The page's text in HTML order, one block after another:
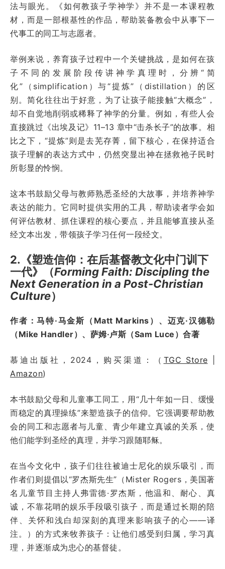
法与眼光。《如何教孩子学神学》并不是一本课程教
材，而是一部根基性的作品，帮助装备教会中从事下一
代事工的同工与志愿者。
举例来说，养育孩子过程中一个关键挑战，是如何在孩
子不同的发展阶段传讲神学真理时，分辨“简
化”（simplification）与“提炼”（distillation）的区
别。简化往往出于好意，为了让孩子能接触“大概念”，
却不自觉地削弱或稀释了神学的分量。例如，有些人会
直接跳过《出埃及记》11–13 章中“击杀长子”的故事。相
比之下，“提炼”则是去芜存菁，留下核心，在保持适合
孩子理解的表达方式中，仍然突显出神在拯救祂子民时
所彰显的怜悯。
这本书鼓励父母与教师熟悉圣经的大故事，并培养神学
表达的能力。它同时提供实用的工具，帮助读者学会如
何评估教材、抓住课程的核心要点，并且能够直接从圣
经文本出发，带领孩子学习任何一段经文。
2.《塑造信仰：在后基督教文化中门训下
一代》（Forming Faith: Discipling the
Next Generation in a Post-Christian
Culture）
作者：马特·马金斯（Matt Markins）、迈克·汉德勒
（Mike Handler）、萨姆·卢斯（Sam Luce）合著
慕迪出版社，2024，购买渠道：（ TGC Store
Amazon)
本书鼓励父母和儿童事工同工，用“几十年如一日、缓慢
而稳定的真理操练”来塑造孩子的信仰。它强调要帮助教
会的同工和志愿者与儿童、青少年建立真诚的关系，使
他们能学到圣经的真理，并学习跟随耶稣。
在当今文化中，孩子们往往被迪士尼化的娱乐吸引，而
作者们则提倡以“罗杰斯先生”（Mister Rogers，美国著
名儿童节目主持人弗雷德·罗杰斯，他温和、耐心、真
诚，不靠花哨的娱乐手段吸引孩子，而是通过长期的陪
伴、关怀和浅白却深刻的真理来影响孩子的心——译
注。）的方式来牧养孩子：让他们感受到归属，学习真
理，并逐渐成为忠心的基督徒。